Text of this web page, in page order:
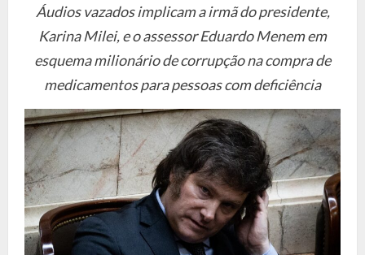
Áudios vazados implicam a irmã do presidente,
Karina Milei, e o assessor Eduardo Menem em
esquema milionário de corrupção na compra de
medicamentos para pessoas com deficiência